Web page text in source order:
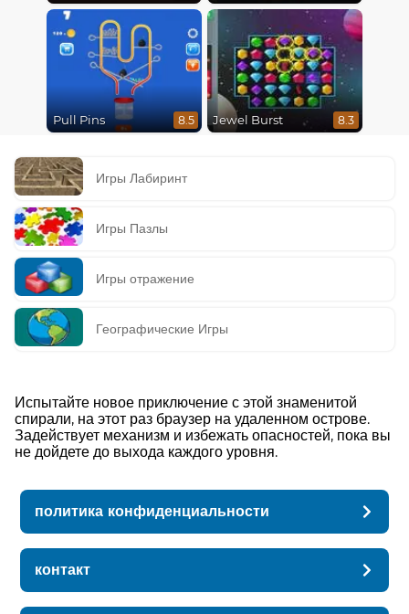
Pull Pins 8.5 Jewel Burst 8.3
Игры Лабиринт
Игры Пазлы
Игры отражение
Географические Игры
Испытайте новое приключение с этой знаменитой
спирали, на этот раз браузер на удаленном острове.
Задействует механизм и избежать опасностей, пока вы
не дойдете до выхода каждого уровня.
политика конфиденциальности
контакт